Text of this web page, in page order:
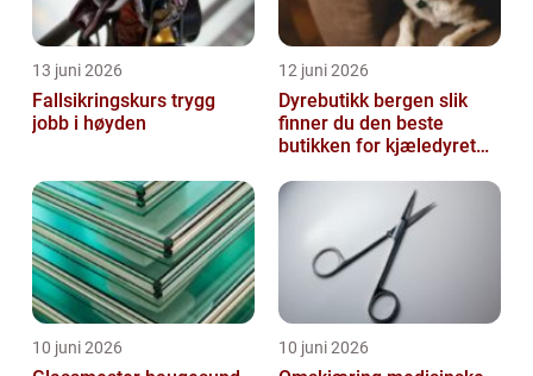
13 juni 2026
Fallsikringskurs trygg
jobb i høyden
12 juni 2026
Dyrebutikk bergen slik
finner du den beste
butikken for kjæledyret
10 juni 2026 10 juni 2026